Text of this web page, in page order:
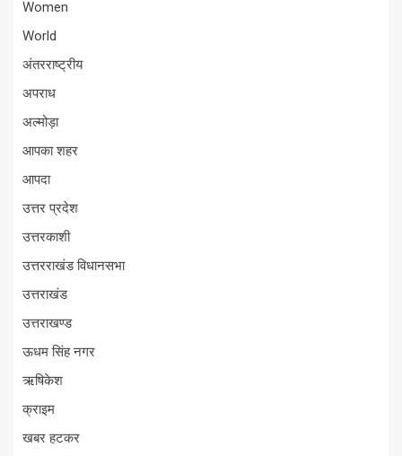
Women
World
अंतरराष्ट्रीय
अपराध
अल्मोड़ा
आपका शहर
आपदा
उत्तर प्रदेश
उत्तरकाशी
उत्तरराखंड विधानसभा
उत्तराखंड
उत्तराखण्ड
ऊधम सिंह नगर
ऋषिकेश
क्राइम
खबर हटकर